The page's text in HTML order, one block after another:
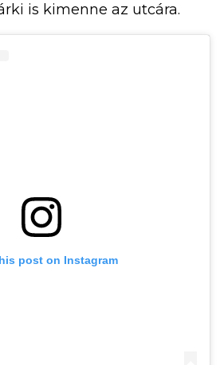
is kimenne az utcára.
post on Instagram